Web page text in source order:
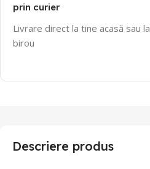
prin curier
Livrare direct la tine acasă sau la
birou
Descriere produs